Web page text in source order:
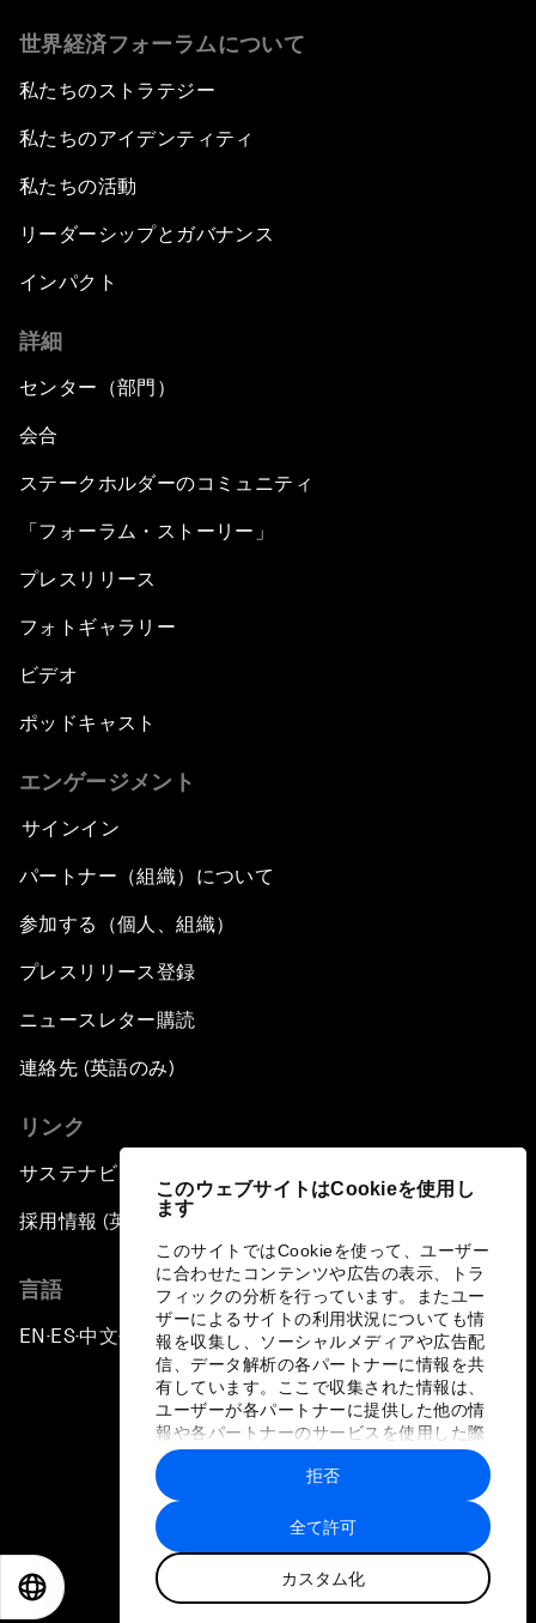
このウェブサイトはCookieを使用し
ます
このサイトではCookieを使って、ユーザー
に合わせたコンテンツや広告の表示、トラ
フィックの分析を行っています。またユー
ザーによるサイトの利用状況についても情
報を収集し、ソーシャルメディアや広告配
信、データ解析の各パートナーに情報を共
有しています。ここで収集された情報は、
ユーザーが各パートナーに提供した他の情
報や各パートナーのサービスを使用した際
に収集された情報と組み合わされ、各パー
トナーによって使用されることがありま
す。
全て許可
カスタム化
拒否
世界経済フォーラムについて
私たちのストラテジー
私たちのアイデンティティ
私たちの活動
リーダーシップとガバナンス
インパクト
詳細
センター（部門）
会合
ステークホルダーのコミュニティ
「フォーラム・ストーリー」
プレスリリース
フォトギャラリー
ビデオ
ポッドキャスト
エンゲージメント
サインイン
パートナー（組織）について
参加する（個人、組織）
プレスリリース登録
ニュースレター購読
連絡先 (英語のみ)
リンク
サステナビリティへの取り組み
採用情報 (英語のみ)
言語
EN ▪ES▪中文▪ 日本語
プライバシーポリシーと利用規約
サイトマップ
©
世界経済フォーラム